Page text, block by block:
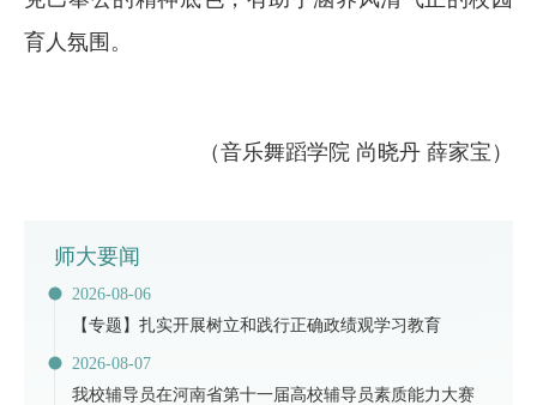
育人氛围。
（音乐舞蹈学院 尚晓丹 薛家宝）
师大要闻
2026-08-06
【专题】扎实开展树立和践行正确政绩观学习教育
2026-08-07
​我校辅导员在河南省第十一届高校辅导员素质能力大赛